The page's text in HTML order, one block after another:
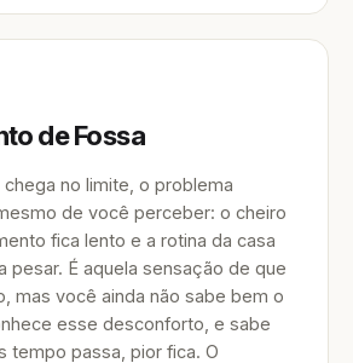
de Fossa
no limite, o problema
de você perceber: o cheiro
fica lento e a rotina da casa
pesar. É aquela sensação de que
mas você ainda não sabe bem o
esse desconforto, e sabe
tempo passa, pior fica. O